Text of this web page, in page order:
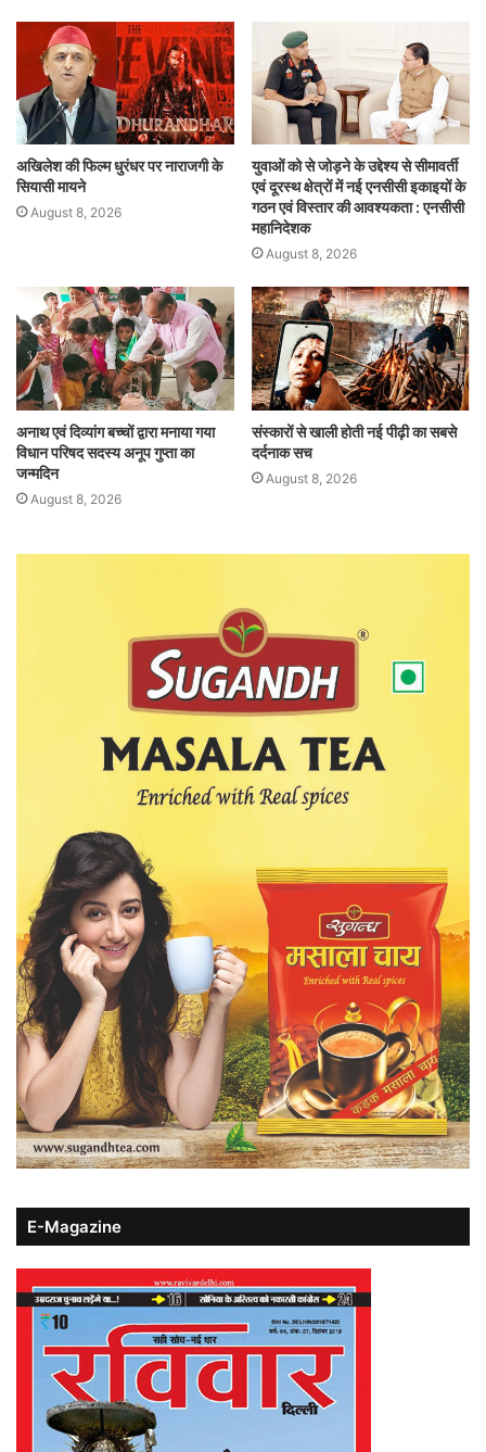
अखिलेश की फिल्म धुरंधर पर नाराजगी के
सियासी मायने
August 8, 2026
युवाओं को से जोड़ने के उद्देश्य से सीमावर्ती
एवं दूरस्थ क्षेत्रों में नई एनसीसी इकाइयों के
गठन एवं विस्तार की आवश्यकता : एनसीसी
महानिदेशक
August 8, 2026
अनाथ एवं दिव्यांग बच्चों द्वारा मनाया गया
विधान परिषद सदस्य अनूप गुप्ता का
जन्मदिन
August 8, 2026
संस्कारों से खाली होती नई पीढ़ी का सबसे
दर्दनाक सच
August 8, 2026
E-Magazine